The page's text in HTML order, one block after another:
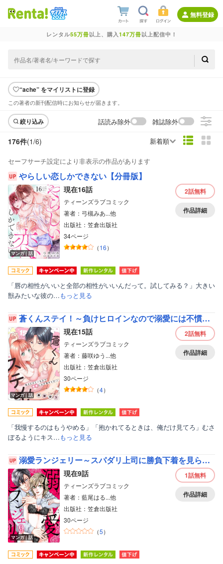
無料登録
レンタル55万冊以上、購入147万冊以上配信中！
“ache” をマイリストに登録
この著者の新刊配信時にお知らせが届きます。
絞り込み 話読み除外 雑誌除外
176件(1/6) 新着順
セーフサーチ設定により非表示の作品があります
やらしい恋しかできない【分冊版】
マンガ｜話
現在16話
ティーンズラブコミック
著者：弓槻みあ...他
出版社：笠倉出版社
34ページ
（16）
2話無料
作品詳細
「唇の相性がいいと全部の相性がいいんだって。試してみる？」大きい
獣みたいな彼の…もっと見る
蒼くんステイ！～負けヒロインなので溺愛には不慣れです！？～【分冊版】
マンガ｜話
現在15話
ティーンズラブコミック
著者：藤咲ゆう...他
出版社：笠倉出版社
30ページ
（4）
2話無料
作品詳細
「我慢するのはもうやめる」「抱かれてるときは、俺だけ見てろ」むさ
ぼるようにキス…もっと見る
溺愛ランジェリー～スパダリ上司に勝負下着を見られたら淫靡な恋が始まった～【分冊版】
マンガ｜話
現在9話
ティーンズラブコミック
著者：藍尾はる...他
出版社：笠倉出版社
30ページ
（5）
1話無料
作品詳細